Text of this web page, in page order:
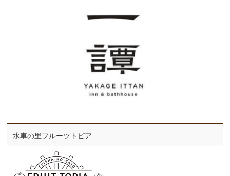
水車の里フルーツトピア